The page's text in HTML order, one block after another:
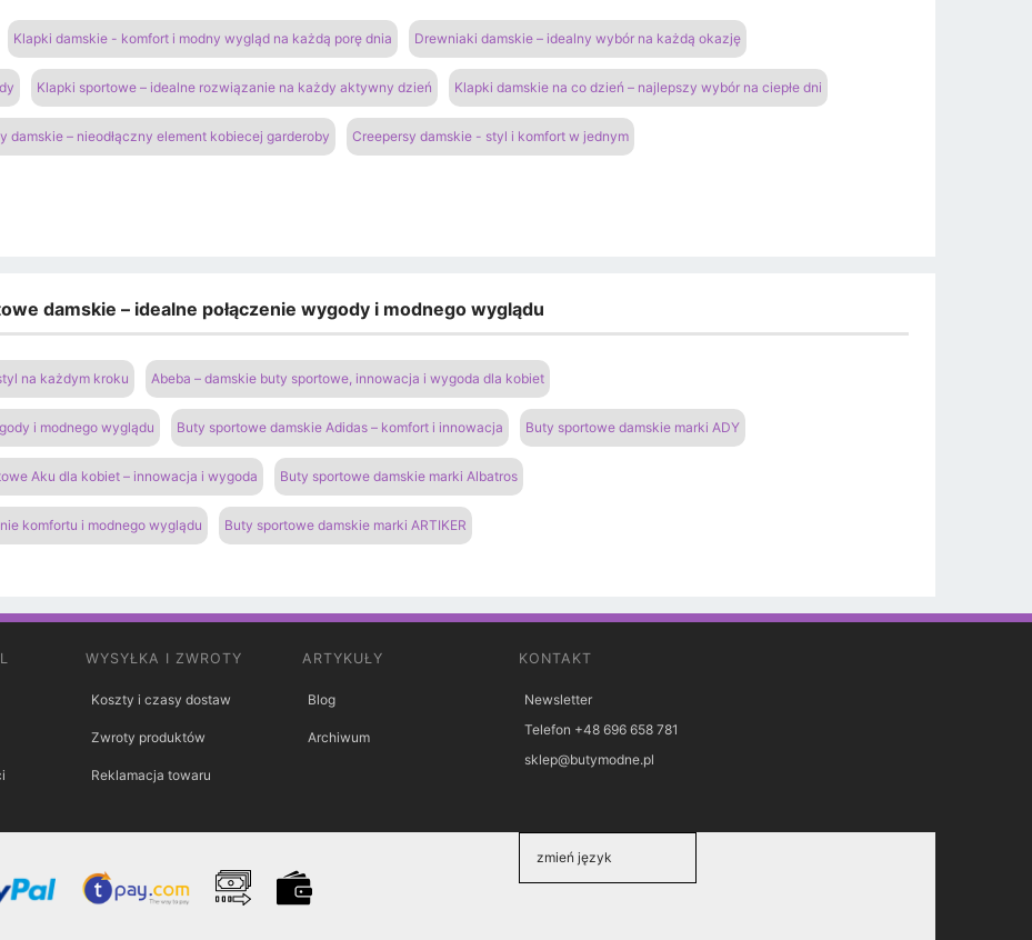
Klapki damskie - komfort i modny wygląd na każdą porę dnia Drewniaki damskie – idealny wybór na każdą okazję
Klapki sportowe – idealne rozwiązanie na każdy aktywny dzień Klapki damskie na co dzień – najlepszy wybór na ciepłe dni
damskie – nieodłączny element kobiecej garderoby Creepersy damskie - styl i komfort w jednym
damskie – idealne połączenie wygody i modnego wyglądu
na każdym kroku Abeba – damskie buty sportowe, innowacja i wygoda dla kobiet
i modnego wyglądu Buty sportowe damskie Adidas – komfort i innowacja Buty sportowe damskie marki ADY
Aku dla kobiet – innowacja i wygoda Buty sportowe damskie marki Albatros
komfortu i modnego wyglądu Buty sportowe damskie marki ARTIKER
WYSYŁKA I ZWROTY
Koszty i czasy dostaw
Zwroty produktów
Reklamacja towaru
ARTYKUŁY
Blog
Archiwum
KONTAKT
Newsletter
Telefon +48 696 658 781
sklep@butymodne.pl
zmień język